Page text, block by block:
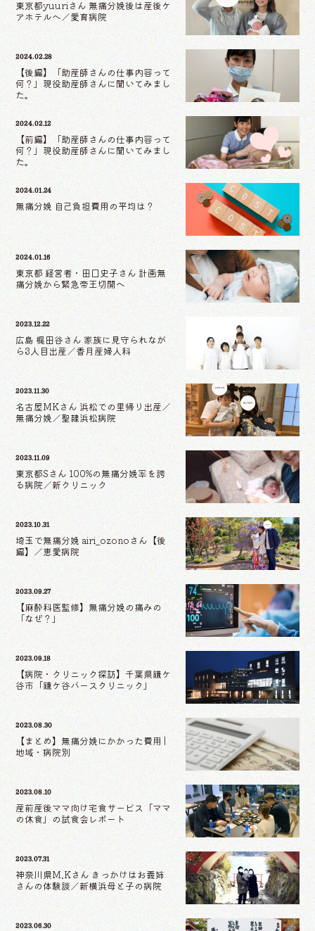
東京都yuuriさん 無痛分娩後は産後ケ
アホテルへ／愛育病院
2024.02.28
【後編】「助産師さんの仕事内容って
何？」現役助産師さんに聞いてみまし
た。
2024.02.12
【前編】「助産師さんの仕事内容って
何？」現役助産師さんに聞いてみまし
た。
2024.01.24
無痛分娩 自己負担費用の平均は？
2024.01.16
東京都 経営者・田口史子さん 計画無
痛分娩から緊急帝王切開へ
2023.12.22
広島 梶田谷さん 家族に見守られなが
ら3人目出産／香月産婦人科
2023.11.30
名古屋MKさん 浜松での里帰り出産／
無痛分娩／聖隷浜松病院
2023.11.09
東京都Sさん 100%の無痛分娩率を誇
る病院／新クリニック
2023.10.31
埼玉で無痛分娩 airi_ozonoさん【後
編】／恵愛病院
2023.09.27
【麻酔科医監修】無痛分娩の痛みの
「なぜ？」
2023.09.18
【病院・クリニック探訪】千葉県鎌ケ
谷市「鎌ケ谷バースクリニック」
2023.08.30
【まとめ】無痛分娩にかかった費用 |
地域・病院別
2023.08.10
産前産後ママ向け宅食サービス「ママ
の休食」の試食会レポート
2023.07.31
神奈川県M.Kさん きっかけはお義姉
さんの体験談／新横浜母と子の病院
2023.06.30